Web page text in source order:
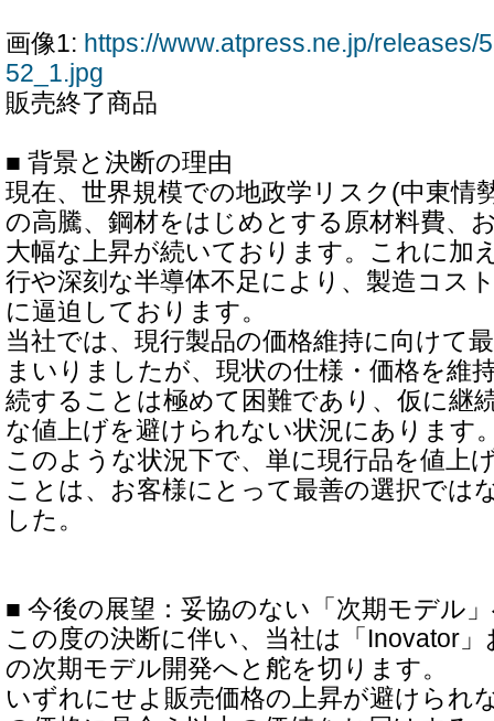
画像1: https://www.atpress.ne.jp/releases/
52_1.jpg
販売終了商品
■ 背景と決断の理由
現在、世界規模での地政学リスク(中東情
の高騰、鋼材をはじめとする原材料費、
大幅な上昇が続いております。これに加
行や深刻な半導体不足により、製造コス
に逼迫しております。
当社では、現行製品の価格維持に向けて
まいりましたが、現状の仕様・価格を維
続することは極めて困難であり、仮に継
な値上げを避けられない状況にあります
このような状況下で、単に現行品を値上
ことは、お客様にとって最善の選択では
した。
■ 今後の展望：妥協のない「次期モデル
この度の決断に伴い、当社は「Inovator
の次期モデル開発へと舵を切ります。
いずれにせよ販売価格の上昇が避けられ